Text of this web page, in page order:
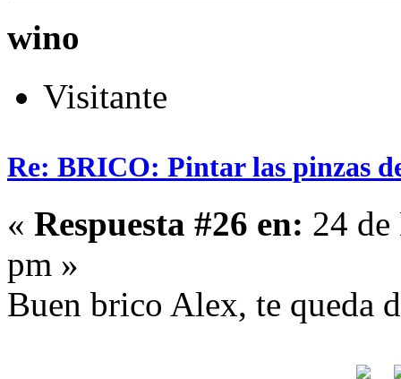
wino
Visitante
Re: BRICO: Pintar las pinzas
« Respuesta #26 en: 24
pm »
Buen brico Alex, te queda